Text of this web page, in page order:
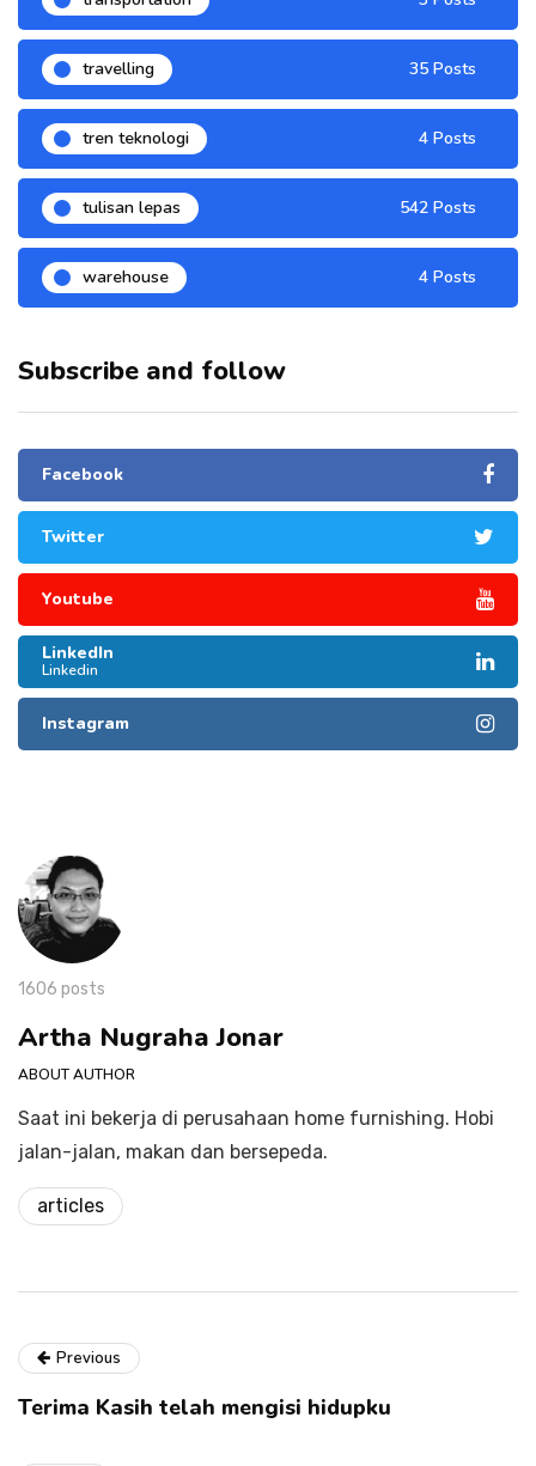
travelling 35 Posts
tren teknologi 4 Posts
tulisan lepas 542 Posts
warehouse 4 Posts
Subscribe and follow
Facebook
Twitter
Youtube
LinkedIn
Linkedin
Instagram
1606 posts
Artha Nugraha Jonar
ABOUT AUTHOR
Saat ini bekerja di perusahaan home furnishing. Hobi
jalan-jalan, makan dan bersepeda.
articles
Previous
Terima Kasih telah mengisi hidupku